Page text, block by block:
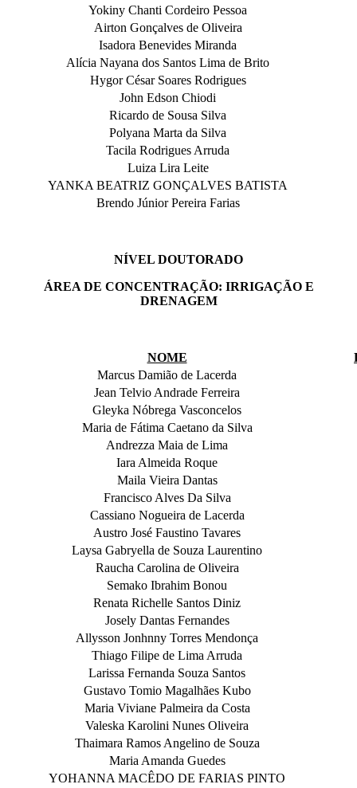
Yokiny Chanti Cordeiro Pessoa
Airton Gonçalves de Oliveira
Isadora Benevides Miranda
Alícia Nayana dos Santos Lima de Brito
Hygor César Soares Rodrigues
John Edson Chiodi
Ricardo de Sousa Silva
Polyana Marta da Silva
Tacila Rodrigues Arruda
Luiza Lira Leite
YANKA BEATRIZ GONÇALVES BATISTA
Brendo Júnior Pereira Farias
NÍVEL DOUTORADO
ÁREA DE CONCENTRAÇÃO: IRRIGAÇÃO E
DRENAGEM
NOME
Marcus Damião de Lacerda
Jean Telvio Andrade Ferreira
Gleyka Nóbrega Vasconcelos
Maria de Fátima Caetano da Silva
Andrezza Maia de Lima
Iara Almeida Roque
Maila Vieira Dantas
Francisco Alves Da Silva
Cassiano Nogueira de Lacerda
Austro José Faustino Tavares
Laysa Gabryella de Souza Laurentino
Raucha Carolina de Oliveira
Semako Ibrahim Bonou
Renata Richelle Santos Diniz
Josely Dantas Fernandes
Allysson Jonhnny Torres Mendonça
Thiago Filipe de Lima Arruda
Larissa Fernanda Souza Santos
Gustavo Tomio Magalhães Kubo
Maria Viviane Palmeira da Costa
Valeska Karolini Nunes Oliveira
Thaimara Ramos Angelino de Souza
Maria Amanda Guedes
YOHANNA MACÊDO DE FARIAS PINTO